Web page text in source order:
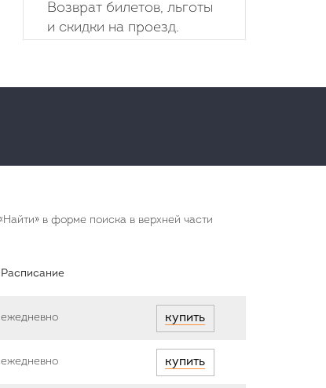
Возврат билетов, льготы
и скидки на проезд.
в форме поиска в верхней части
Расписание
ежедневно купить
ежедневно купить